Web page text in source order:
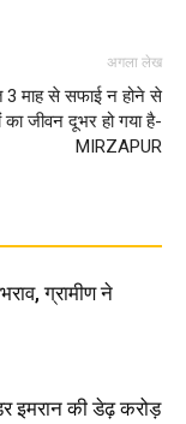
अगला लेख
3 माह से सफाई न होने से
का जीवन दूभर हो गया है-
MIRZAPUR
ग्रामीण ने
इमरान की डेढ़ करोड़